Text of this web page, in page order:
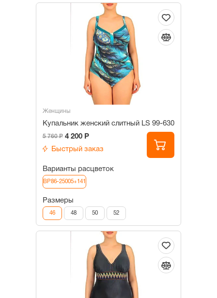
Женщины
Купальник женский слитный LS 99-630
5 760 Р 4 200 Р
Быстрый заказ
Варианты расцветок
BP86-25005+141
Размеры
46 48 50 52